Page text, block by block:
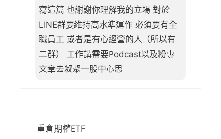
寫這篇 也謝謝你理解我的立場 對於
LINE群要維持高水準運作 必須要有全
職員工 或者是有心經營的人（所以有
二群） 工作講需要Podcast以及粉專
文章去凝聚一股中心思
重倉期權ETF